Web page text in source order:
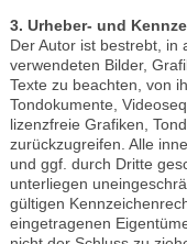
3. Urheber- und
Der Autor ist bestrebt, in
verwendeten Bilder,
Texte zu beachten, von
Tondokumente,
lizenzfreie Grafiken,
zurückzugreifen. Alle
und ggf. durch Dritte
unterliegen
gültigen
eingetragenen